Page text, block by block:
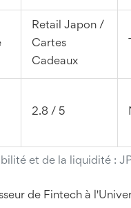
et de la liquidité :
Retail Japon /
Cartes
Cadeaux
2.8 / 5
de Fintech à